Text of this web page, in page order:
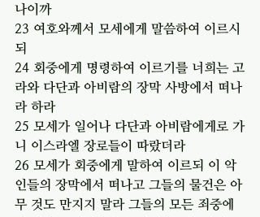
나이까
23 여호와께서 모세에게 말씀하여 이르시
되
24 회중에게 명령하여 이르기를 너희는 고
라와 다단과 아비람의 장막 사방에서 떠나
라 하라
25 모세가 일어나 다단과 아비람에게로 가
니 이스라엘 장로들이 따랐더라
26 모세가 회중에게 말하여 이르되 이 악
인들의 장막에서 떠나고 그들의 물건은 아
무 것도 만지지 말라 그들의 모든 죄중에